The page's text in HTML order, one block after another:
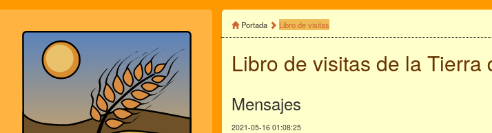
Portada Libro de visitas
Libro de visitas de la Tierra
Mensajes
2021-05-16 01:08:25